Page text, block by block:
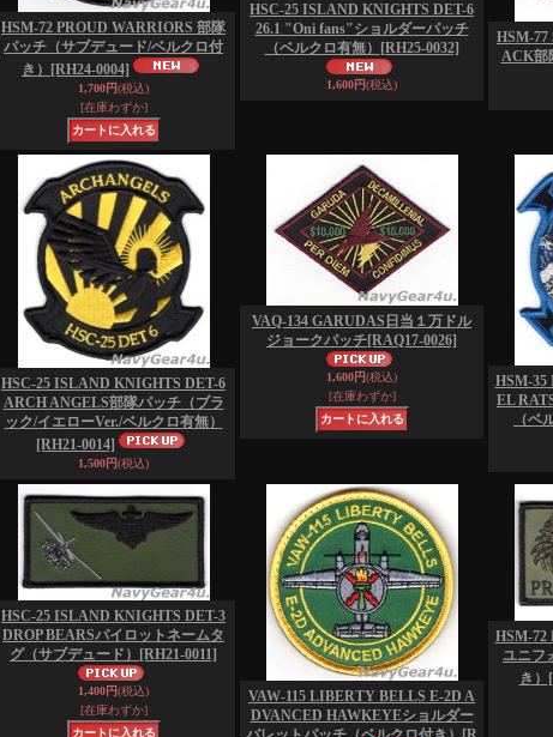
HSM-72 PROUD WARRIORS 部隊
パッチ（サブデュード/ベルクロ付
き）
[RH24-0004]
1,700円(税込)
[在庫わずか]
HSC-25 ISLAND KNIGHTS DET-6
26.1 "Oni fans"ショルダーパッチ
（ベルクロ有無）
[RH25-0032]
1,600円(税込)
HSM-
ACK部
HSC-25 ISLAND KNIGHTS DET-6
ARCH ANGELS部隊パッチ（ブラ
ック/イエローVer./ベルクロ有無）
[RH21-0014]
1,500円(税込)
VAQ-134 GARUDAS日当１万ドル
ジョークパッチ[RAQ17-0026]
1,600円(税込)
[在庫わずか]
HSM-35
EL
（ベ
HSC-25 ISLAND KNIGHTS DET-3
DROP BEARSパイロットネームタ
グ（サブデュード）
[RH21-0011]
1,400円(税込)
[在庫わずか]
VAW-115 LIBERTY BELLS E-2D A
DVANCED HAWKEYEショルダー
HSM-72
ユニフ
き）